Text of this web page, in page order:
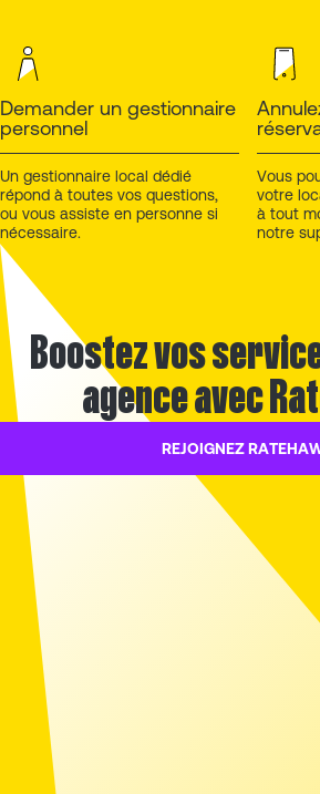
Demander un gestionnaire
personnel
Un gestionnaire local dédié
répond à toutes vos questions,
ou vous assiste en personne si
nécessaire.
Vous
votre
à tout
notre
Boostez vos
agence avec
REJOIGNEZ